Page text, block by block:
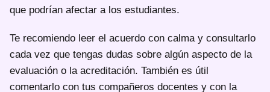
que podrían afectar a los estudiantes.
Te recomiendo leer el acuerdo con calma y consultarlo
cada vez que tengas dudas sobre algún aspecto de la
evaluación o la acreditación. También es útil
comentarlo con tus compañeros docentes y con la